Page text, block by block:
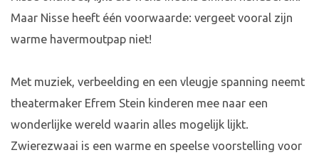
Maar Nisse heeft één voorwaarde: vergeet vooral zijn
warme havermoutpap niet!
Met muziek, verbeelding en een vleugje spanning neemt
theatermaker Efrem Stein kinderen mee naar een
wonderlijke wereld waarin alles mogelijk lijkt.
Zwierezwaai is een warme en speelse voorstelling voor